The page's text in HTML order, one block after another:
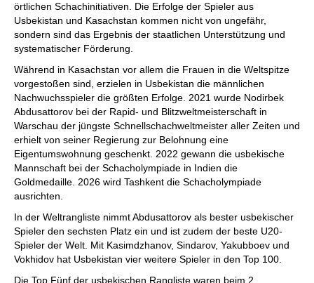
örtlichen Schachinitiativen. Die Erfolge der Spieler aus
Usbekistan und Kasachstan kommen nicht von ungefähr,
sondern sind das Ergebnis der staatlichen Unterstützung und
systematischer Förderung.
Während in Kasachstan vor allem die Frauen in die Weltspitze
vorgestoßen sind, erzielen in Usbekistan die männlichen
Nachwuchsspieler die größten Erfolge. 2021 wurde Nodirbek
Abdusattorov bei der Rapid- und Blitzweltmeisterschaft in
Warschau der jüngste Schnellschachweltmeister aller Zeiten und
erhielt von seiner Regierung zur Belohnung eine
Eigentumswohnung geschenkt. 2022 gewann die usbekische
Mannschaft bei der Schacholympiade in Indien die
Goldmedaille. 2026 wird Tashkent die Schacholympiade
ausrichten.
In der Weltrangliste nimmt Abdusattorov als bester usbekischer
Spieler den sechsten Platz ein und ist zudem der beste U20-
Spieler der Welt. Mit Kasimdzhanov, Sindarov, Yakubboev und
Vokhidov hat Usbekistan vier weitere Spieler in den Top 100.
Die Top Fünf der usbekischen Rangliste waren beim 2.